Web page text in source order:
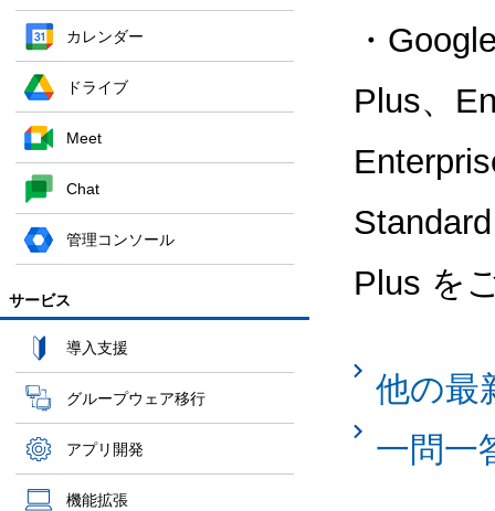
カレンダー
ドライブ
Meet
Chat
管理コンソール
サービス
導入支援
グループウェア移行
アプリ開発
機能拡張
・
Plus、
Plus を
他の最
一問一